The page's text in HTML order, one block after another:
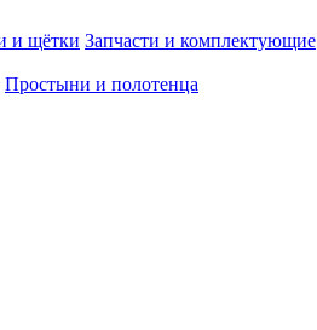
и щётки Запчасти и комплектующие
Простыни и полотенца